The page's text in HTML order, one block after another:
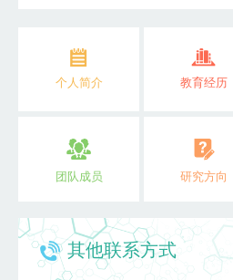
个人简介 教育经历
团队成员 研究方向
其他联系方式